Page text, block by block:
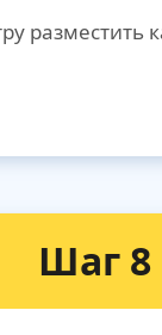
разместить
Шаг 8